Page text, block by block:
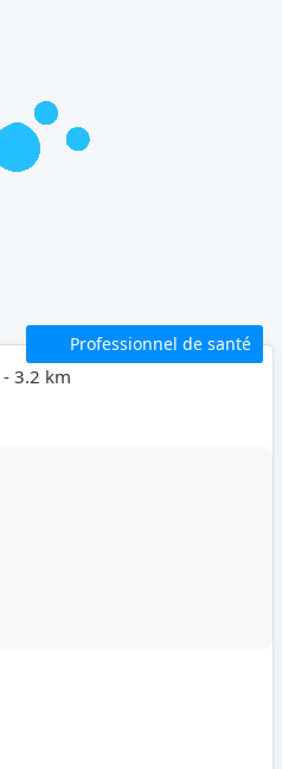
Professionnel de santé
- 3.2 km